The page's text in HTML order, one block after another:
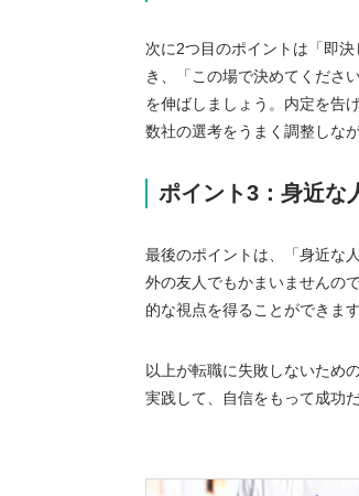
次に2つ目のポイントは「即
き、「この場で決めてくださ
を伸ばしましょう。内定を告
数社の選考をうまく調整しな
ポイント3：身近な
最後のポイントは、「身近な
外の友人でもかまいませんの
的な視点を得ることができます
以上が転職に失敗しないため
実践して、自信をもって成功